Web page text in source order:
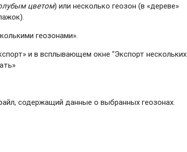
цветом) или несколько геозон (в «дереве»
геозонами».
и в всплывающем окне "Экспорт нескольких
содержащий данные о выбранных геозонах.